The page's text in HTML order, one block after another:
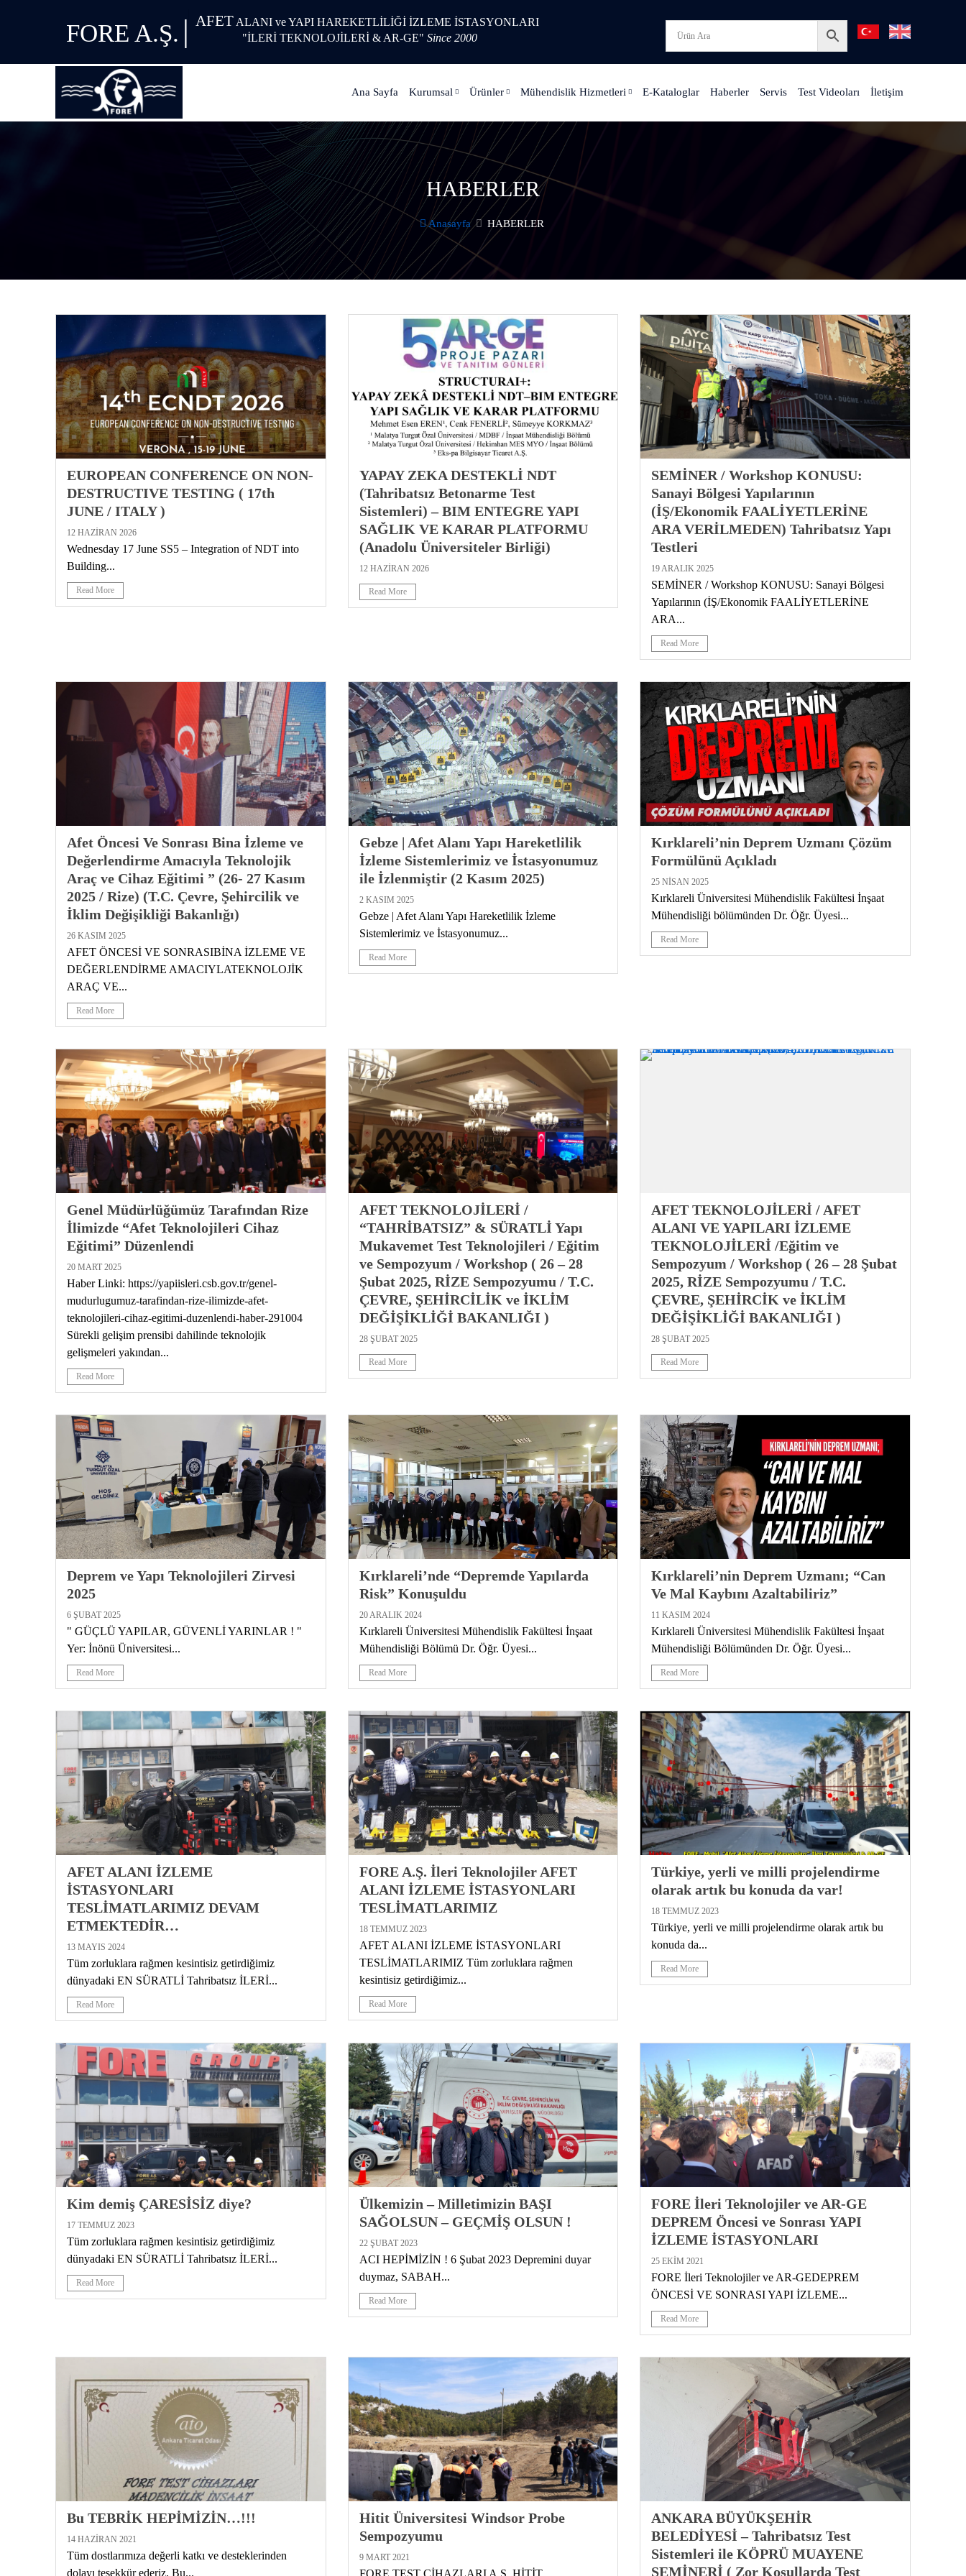
FORE A.Ş. | AFET ALANI ve YAPI HAREKETLİLİĞİ İZLEME İSTASYONLARI
"İLERİ TEKNOLOJİLERİ & AR-GE" Since 2000
Ana Sayfa Kurumsal Ürünler Mühendislik Hizmetleri E-Kataloglar Haberler Servis Test Videoları İletişim
HABERLER
Anasayfa HABERLER
EUROPEAN CONFERENCE ON NON-
DESTRUCTIVE TESTING ( 17th
JUNE / ITALY )
12 HAZIRAN 2026
Wednesday 17 June SS5 – Integration of NDT into
Building...
Read More
YAPAY ZEKA DESTEKLİ NDT
(Tahribatsız Betonarme Test
Sistemleri) – BIM ENTEGRE YAPI
SAĞLIK VE KARAR PLATFORMU
(Anadolu Üniversiteler Birliği)
12 HAZIRAN 2026
Read More
SEMİNER / Workshop KONUSU:
Sanayi Bölgesi Yapılarının
(İŞ/Ekonomik FAALİYETLERİNE
ARA VERİLMEDEN) Tahribatsız Yapı
Testleri
19 ARALIK 2025
SEMİNER / Workshop KONUSU: Sanayi Bölgesi
Yapılarının (İŞ/Ekonomik FAALİYETLERİNE
ARA...
Read More
Afet Öncesi Ve Sonrası Bina İzleme ve
Değerlendirme Amacıyla Teknolojik
Araç ve Cihaz Eğitimi ” (26- 27 Kasım
2025 / Rize) (T.C. Çevre, Şehircilik ve
İklim Değişikliği Bakanlığı)
26 KASIM 2025
AFET ÖNCESİ VE SONRASIBİNA İZLEME VE
DEĞERLENDİRME AMACIYLATEKNOLOJİK
ARAÇ VE...
Read More
Gebze | Afet Alanı Yapı Hareketlilik
İzleme Sistemlerimiz ve İstasyonumuz
ile İzlenmiştir (2 Kasım 2025)
2 KASIM 2025
Gebze | Afet Alanı Yapı Hareketlilik İzleme
Sistemlerimiz ve İstasyonumuz...
Read More
Kırklareli’nin Deprem Uzmanı Çözüm
Formülünü Açıkladı
25 NISAN 2025
Kırklareli Üniversitesi Mühendislik Fakültesi İnşaat
Mühendisliği bölümünden Dr. Öğr. Üyesi...
Read More
Genel Müdürlüğümüz Tarafından Rize
İlimizde “Afet Teknolojileri Cihaz
Eğitimi” Düzenlendi
20 MART 2025
Haber Linki: https://yapiisleri.csb.gov.tr/genel-
mudurlugumuz-tarafindan-rize-ilimizde-afet-
teknolojileri-cihaz-egitimi-duzenlendi-haber-291004
Sürekli gelişim prensibi dahilinde teknolojik
gelişmeleri yakından...
Read More
AFET TEKNOLOJİLERİ /
“TAHRİBATSIZ” & SÜRATLİ Yapı
Mukavemet Test Teknolojileri / Eğitim
ve Sempozyum / Workshop ( 26 – 28
Şubat 2025, RİZE Sempozyumu / T.C.
ÇEVRE, ŞEHİRCİLİK ve İKLİM
DEĞİŞİKLİĞİ BAKANLIĞI )
28 ŞUBAT 2025
Read More
AFET TEKNOLOJİLERİ / AFET
ALANI VE YAPILARI İZLEME
TEKNOLOJİLERİ /Eğitim ve
Sempozyum / Workshop ( 26 – 28 Şubat
2025, RİZE Sempozyumu / T.C.
ÇEVRE, ŞEHİRCİK ve İKLİM
DEĞİŞİKLİĞİ BAKANLIĞI )
28 ŞUBAT 2025
Read More
Deprem ve Yapı Teknolojileri Zirvesi
2025
6 ŞUBAT 2025
" GÜÇLÜ YAPILAR, GÜVENLİ YARINLAR ! "
Yer: İnönü Üniversitesi...
Read More
Kırklareli’nde “Depremde Yapılarda
Risk” Konuşuldu
20 ARALIK 2024
Kırklareli Üniversitesi Mühendislik Fakültesi İnşaat
Mühendisliği Bölümü Dr. Öğr. Üyesi...
Read More
Kırklareli’nin Deprem Uzmanı; “Can
Ve Mal Kaybını Azaltabiliriz”
11 KASIM 2024
Kırklareli Üniversitesi Mühendislik Fakültesi İnşaat
Mühendisliği Bölümünden Dr. Öğr. Üyesi...
Read More
AFET ALANI İZLEME
İSTASYONLARI
TESLİMATLARIMIZ DEVAM
ETMEKTEDİR…
13 MAYIS 2024
Tüm zorluklara rağmen kesintisiz getirdiğimiz
dünyadaki EN SÜRATLİ Tahribatsız İLERİ...
Read More
FORE A.Ş. İleri Teknolojiler AFET
ALANI İZLEME İSTASYONLARI
TESLİMATLARIMIZ
18 TEMMUZ 2023
AFET ALANI İZLEME İSTASYONLARI
TESLİMATLARIMIZ Tüm zorluklara rağmen
kesintisiz getirdiğimiz...
Read More
Türkiye, yerli ve milli projelendirme
olarak artık bu konuda da var!
18 TEMMUZ 2023
Türkiye, yerli ve milli projelendirme olarak artık bu
konuda da...
Read More
Kim demiş ÇARESİSİZ diye?
17 TEMMUZ 2023
Tüm zorluklara rağmen kesintisiz getirdiğimiz
dünyadaki EN SÜRATLİ Tahribatsız İLERİ...
Read More
Ülkemizin – Milletimizin BAŞI
SAĞOLSUN – GEÇMİŞ OLSUN !
22 ŞUBAT 2023
ACI HEPİMİZİN ! 6 Şubat 2023 Depremini duyar
duymaz, SABAH...
Read More
FORE İleri Teknolojiler ve AR-GE
DEPREM Öncesi ve Sonrası YAPI
İZLEME İSTASYONLARI
25 EKIM 2021
FORE İleri Teknolojiler ve AR-GEDEPREM
ÖNCESİ VE SONRASI YAPI İZLEME...
Read More
Bu TEBRİK HEPİMİZİN…!!!
14 HAZIRAN 2021
Tüm dostlarımıza değerli katkı ve desteklerinden
dolayı teşekkür ederiz. Bu...
Hitit Üniversitesi Windsor Probe
Sempozyumu
9 MART 2021
FORE TEST CİHAZLARI A.Ş. HİTİT
ANKARA BÜYÜKŞEHİR
BELEDİYESİ – Tahribatsız Test
Sistemleri ile KÖPRÜ MUAYENE
SEMİNERİ ( Zor Koşullarda Test